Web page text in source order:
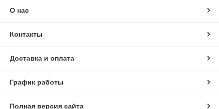
О нас
Контакты
Доставка и оплата
График работы
Полная версия сайта